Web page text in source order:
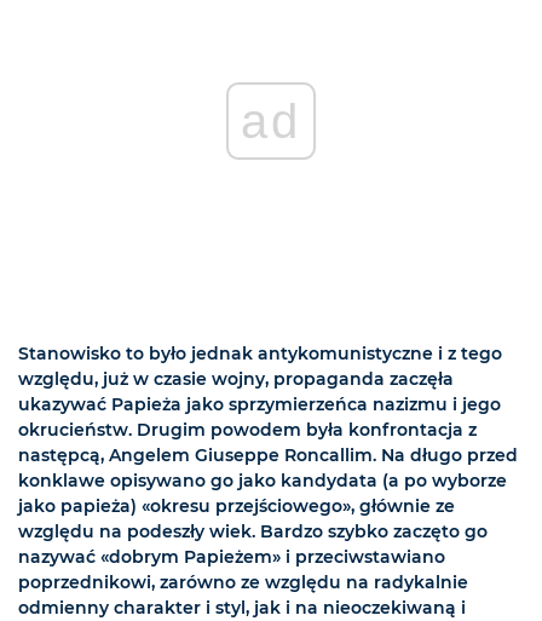
ad
Stanowisko to było jednak antykomunistyczne i z tego
względu, już w czasie wojny, propaganda zaczęła
ukazywać Papieża jako sprzymierzeńca nazizmu i jego
okrucieństw. Drugim powodem była konfrontacja z
następcą, Angelem Giuseppe Roncallim. Na długo przed
konklawe opisywano go jako kandydata (a po wyborze
jako papieża) «okresu przejściowego», głównie ze
względu na podeszły wiek. Bardzo szybko zaczęto go
nazywać «dobrym Papieżem» i przeciwstawiano
poprzednikowi, zarówno ze względu na radykalnie
odmienny charakter i styl, jak i na nieoczekiwaną i